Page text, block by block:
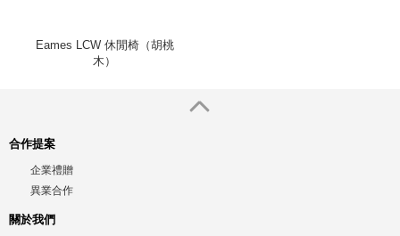
Eames LCW 休閒椅（胡桃
木）
合作提案
企業禮贈
異業合作
關於我們